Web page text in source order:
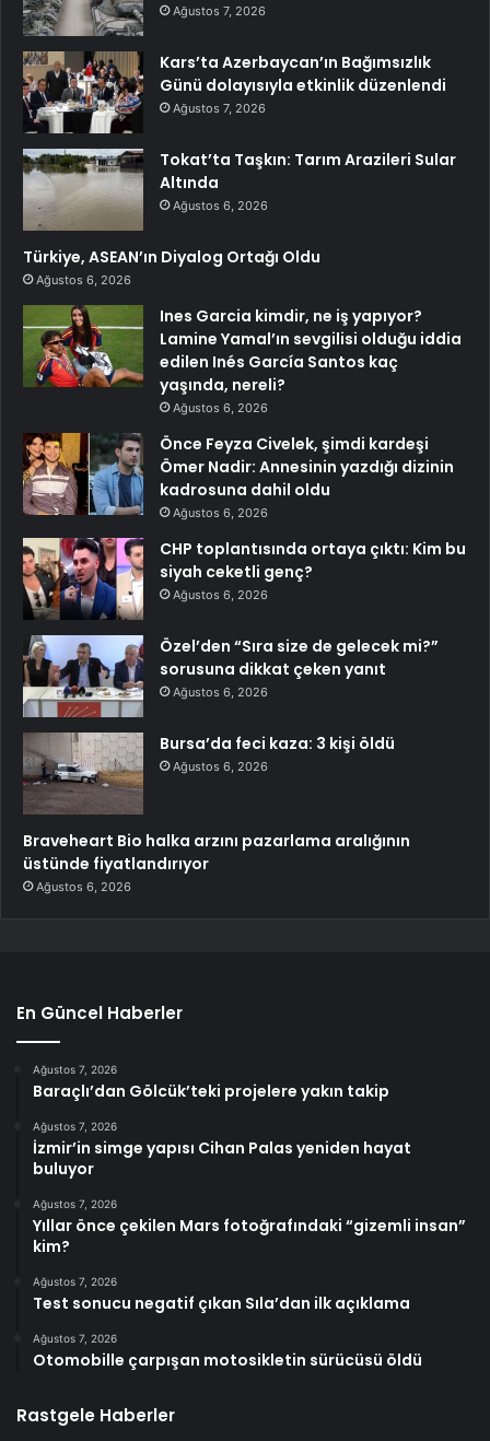
Ağustos 7, 2026
Kars’ta Azerbaycan’ın Bağımsızlık
Günü dolayısıyla etkinlik düzenlendi
Ağustos 7, 2026
Tokat’ta Taşkın: Tarım Arazileri Sular
Altında
Ağustos 6, 2026
Türkiye, ASEAN’ın Diyalog Ortağı Oldu
Ağustos 6, 2026
Ines Garcia kimdir, ne iş yapıyor?
Lamine Yamal’ın sevgilisi olduğu iddia
edilen Inés García Santos kaç
yaşında, nereli?
Ağustos 6, 2026
Önce Feyza Civelek, şimdi kardeşi
Ömer Nadir: Annesinin yazdığı dizinin
kadrosuna dahil oldu
Ağustos 6, 2026
CHP toplantısında ortaya çıktı: Kim bu
siyah ceketli genç?
Ağustos 6, 2026
Özel’den “Sıra size de gelecek mi?”
sorusuna dikkat çeken yanıt
Ağustos 6, 2026
Bursa’da feci kaza: 3 kişi öldü
Ağustos 6, 2026
Braveheart Bio halka arzını pazarlama aralığının
üstünde fiyatlandırıyor
Ağustos 6, 2026
En Güncel Haberler
Ağustos 7, 2026
Baraçlı’dan Gölcük’teki projelere yakın takip
Ağustos 7, 2026
İzmir’in simge yapısı Cihan Palas yeniden hayat
buluyor
Ağustos 7, 2026
Yıllar önce çekilen Mars fotoğrafındaki “gizemli insan”
kim?
Ağustos 7, 2026
Test sonucu negatif çıkan Sıla’dan ilk açıklama
Ağustos 7, 2026
Otomobille çarpışan motosikletin sürücüsü öldü
Rastgele Haberler